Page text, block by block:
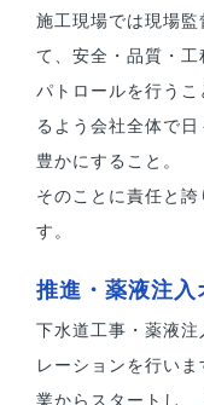
施工現場では現場
て、安全・品質・
パトロールを行う
るよう会社全体で
豊かにすること。
そのことに責任と
す。
推進・薬液注入
下水道工事・薬液
レーションを行い
業からスタートし